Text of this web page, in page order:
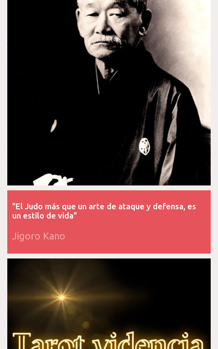
"El Judo más que un arte de ataque y defensa, es
un estilo de vida"
Jigoro Kano